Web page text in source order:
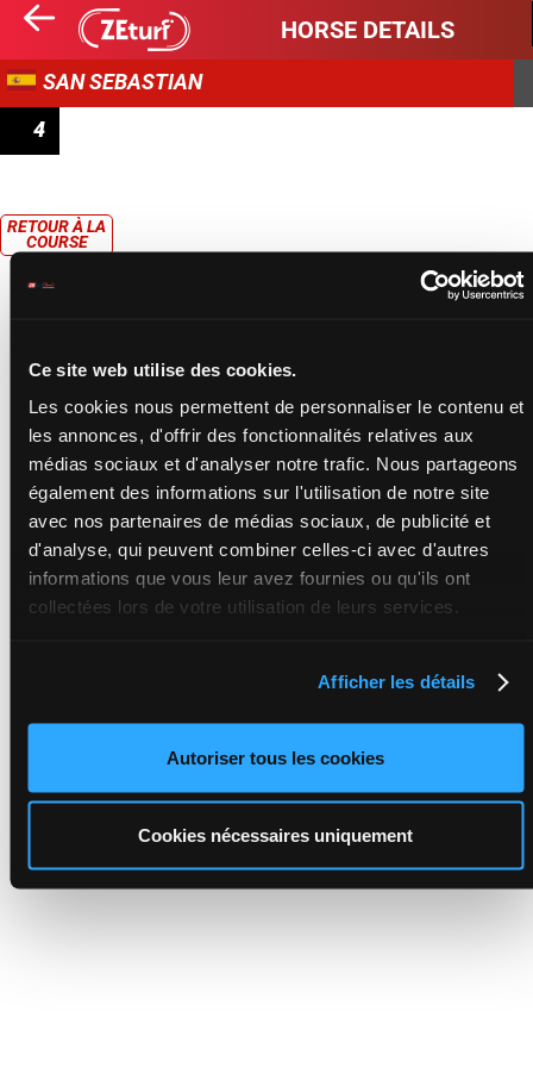
Ce site web utilise des cookies.
Les cookies nous permettent de personnaliser le contenu et
les annonces, d'offrir des fonctionnalités relatives aux
médias sociaux et d'analyser notre trafic. Nous partageons
également des informations sur l'utilisation de notre site
avec nos partenaires de médias sociaux, de publicité et
d'analyse, qui peuvent combiner celles-ci avec d'autres
informations que vous leur avez fournies ou qu'ils ont
collectées lors de votre utilisation de leurs services.
Afficher les détails
Autoriser tous les cookies
Cookies nécessaires uniquement
HORSE DETAILS
SAN SEBASTIAN
4
RETOUR À LA
COURSE